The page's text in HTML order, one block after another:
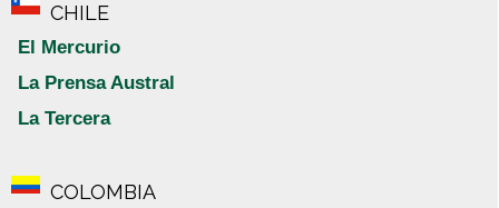
CHILE
El Mercurio
La Prensa Austral
La Tercera
COLOMBIA